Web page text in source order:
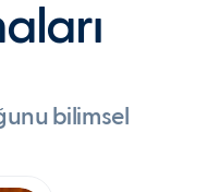
bilimsel